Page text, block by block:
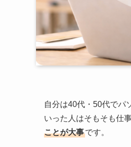
自分は40代・50代でパ
いった人はそもそも仕
ことが大事です。